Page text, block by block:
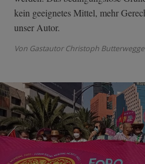
kein geeignetes Mittel, mehr
unser Autor.
Von Gastautor Christoph Butterwegge